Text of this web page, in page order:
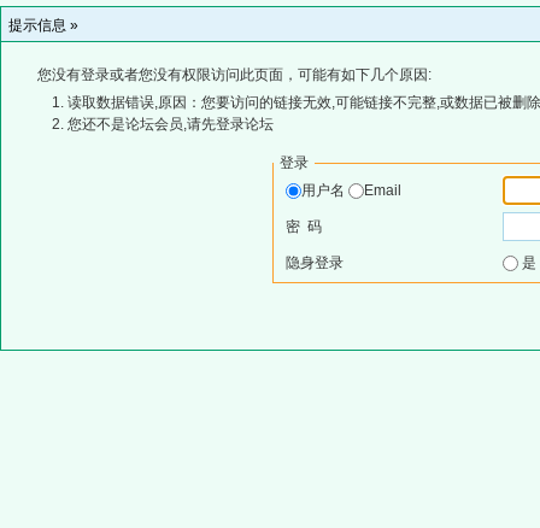
提示信息 »
您没有登录或者您没有权限访问此页面，可能有如下几个原因:
读取数据错误,原因：您要访问的链接无效,可能链接不完整,或数据已被删
您还不是论坛会员,请先登录论坛
登录
用户名
Email
密 码
隐身登录